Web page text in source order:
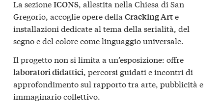
La sezioneICONS, allestita nella Chiesa di San
Gregorio, accoglie opere della Cracking Arte
installazioni dedicate al tema della serialità, del
segno e del colore come linguaggio universale.
Il progetto non si limita a un’esposizione: offre
laboratori didattici , percorsi guidati e incontri di
approfondimento sul rapporto tra arte, pubblicità e
immaginario collettivo.